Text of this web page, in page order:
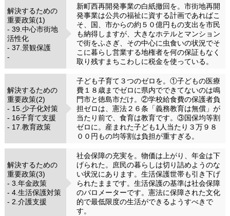
解決するための
重要政策(1)
- 39.中心市街地
活性化
- 37.景観保護
-
新町西再開発事業の白紙撤回を。市街地再開
発事業は公共の福祉に資する計画であればこ
そ、国、市からの約５０億円もの支出を市民
も納得しますが、大きなホテルとマンション
で街をふさぎ、その中心に虫食いの状況でそ
こに暮らし営業する地権者を何の保証もなく
取り残すまちこわしに税金を使っている。
解決するための
重要政策(2)
- 15.少子化対策
- 16子育て支援
- 17.教育政策
子ども子育て３つのゼロを。①子どもの医療
費１８歳までゼロに県内でできてないのは鳴
門市と徳島市だけ。②学校給食費の保護者負
担ゼロは、憲法２６条「義務教育は無償」が
当たり前で、食育は教育です。③国保均等割
ゼロに。産まれた子ども1人当たり３万９８
００円もの均等割は負担が重すぎる。
解決するための
重要政策(3)
- 3.年金政策
- 4.生活保護対策
- 2.介護支援
社会保障の充実を。物価は上がり、年金は下
げられた。庶民の暮らしは切り詰めようのな
い状況にあります。生活保護世帯も引き下げ
られたままです。生活保護の基準は社会保障
のバロメーターです。憲法に保障された文化
的で最低限度の生活ができるようすべきで
す。